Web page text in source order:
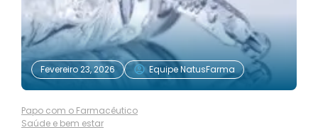
Fevereiro 23, 2026 Equipe NatusFarma
Papo com o Farmacêutico
Saúde e bem estar